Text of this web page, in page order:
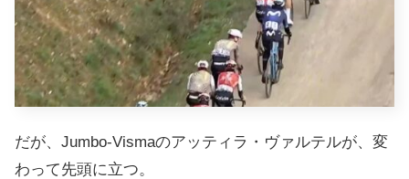
だが、Jumbo-Vismaのアッティラ・ヴァルテルが、変
わって先頭に立つ。